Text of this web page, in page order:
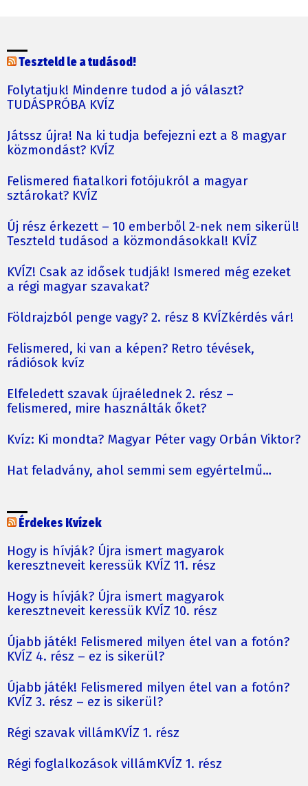
Teszteld le a tudásod!
Folytatjuk! Mindenre tudod a jó választ?
TUDÁSPRÓBA KVÍZ
Játssz újra! Na ki tudja befejezni ezt a 8 magyar
közmondást? KVÍZ
Felismered fiatalkori fotójukról a magyar
sztárokat? KVÍZ
Új rész érkezett – 10 emberből 2-nek nem sikerül!
Teszteld tudásod a közmondásokkal! KVÍZ
KVÍZ! Csak az idősek tudják! Ismered még ezeket
a régi magyar szavakat?
Földrajzból penge vagy? 2. rész 8 KVÍZkérdés vár!
Felismered, ki van a képen? Retro tévések,
rádiósok kvíz
Elfeledett szavak újraélednek 2. rész –
felismered, mire használták őket?
Kvíz: Ki mondta? Magyar Péter vagy Orbán Viktor?
Hat feladvány, ahol semmi sem egyértelmű…
Érdekes Kvízek
Hogy is hívják? Újra ismert magyarok
keresztneveit keressük KVÍZ 11. rész
Hogy is hívják? Újra ismert magyarok
keresztneveit keressük KVÍZ 10. rész
Újabb játék! Felismered milyen étel van a fotón?
KVÍZ 4. rész – ez is sikerül?
Újabb játék! Felismered milyen étel van a fotón?
KVÍZ 3. rész – ez is sikerül?
Régi szavak villámKVÍZ 1. rész
Régi foglalkozások villámKVÍZ 1. rész